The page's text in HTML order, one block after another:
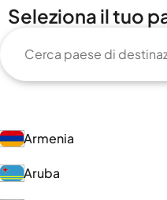
Seleziona il tuo
Armenia
Aruba